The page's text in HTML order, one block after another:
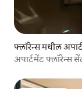
फ्लॉरेन्स मधील
अपार्टमेंट फ्लॉरेन्स